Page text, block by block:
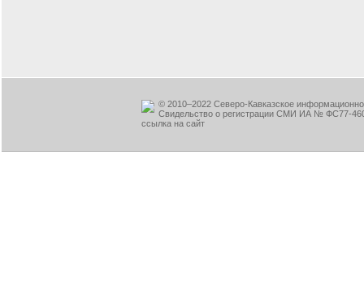
© 2010–2022 Северо-Кавказское
Свидельство о регистрации СМИ ИА № ФС77-
ссылка на сайт